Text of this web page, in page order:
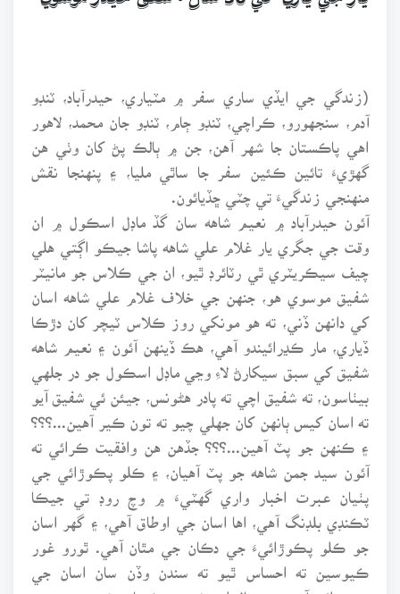
(زندگي جي ايڏي ساري سفر ۾ مٽياري، حيدرآباد، ٽنڊو
آدم، سنجهورو، ڪراچي، ٽنڊو ڄام، ٽنڊو جان محمد، لاهور
اهي پاڪستان جا شهر آهن، جن ۾ ٻالڪ پڻ کان وٺي هن
گهڙيءَ تائين ڪئين سفر جا ساٿي مليا، ۽ پنهنجا نقش
منهنجي زندگيءَ تي چٽي ڇڏيائون.
آئون حيدرآباد ۾ نعيم شاهه سان گڏ ماڊل اسڪول ۾ ان
وقت جي جگري يار غلام علي شاهه پاشا جيڪو اڳتي هلي
چيف سيڪريٽري ٿي رٽائرڊ ٿيو، ان جي ڪلاس جو مانيٽر
شفيق موسوي هو، جنهن جي خلاف غلام علي شاهه اسان
کي دانهن ڏني، ته هو مونکي روز ڪلاس ٽيچر کان دڙڪا
ڏياري، مار ڪڍرائيندو آهي، هڪ ڏينهن آئون ۽ نعيم شاهه
شفيق کي سبق سيکارڻ لاءِ وڃي ماڊل اسڪول جو در جلهي
بيٺاسون، ته شفيق اچي ته پادر هڻونس، جيئن ئي شفيق آيو
ته اسان کيس ٻانهن کان جهلي چيو ته تون ڪير آهين...؟؟؟
۽ ڪنهن جو پٽ آهين...؟؟؟ جڏهن هن وافقيت ڪرائي ته
آئون سيد جمن شاهه جو پٽ آهيان، ۽ ڪلو پڪوڙائي جي
پٺيان عبرت اخبار واري گهٽيءَ ۾ وچ روڊ تي جيڪا
ٽڪنڊي بلڊنگ آهي، اها اسان جي اوطاق آهي، ۽ گهر اسان
جو ڪلو پڪوڙائيءَ جي دڪان جي مٿان آهي. ٿورو غور
ڪيوسين ته احساس ٿيو ته سندن وڏن سان اسان جي
ويجهڙائپ آهي، بحرحال ان رشتي جڙڻ سان دشمني دوستيءَ